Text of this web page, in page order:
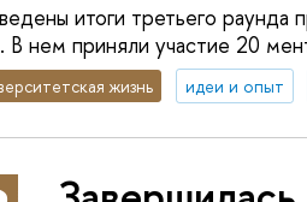
итоги третьего
В нем приняли участие 20
жизнь идеи и опыт